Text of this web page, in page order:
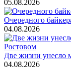
05.08.2026
Очередного
04.08.2026
Две жизни унесло
04.08.2026